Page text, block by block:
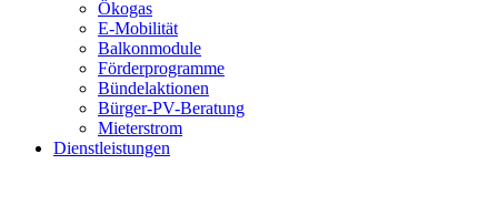
Ökogas
E-Mobilität
Balkonmodule
Förderprogramme
Bündelaktionen
Bürger-PV-Beratung
Mieterstrom
Dienstleistungen